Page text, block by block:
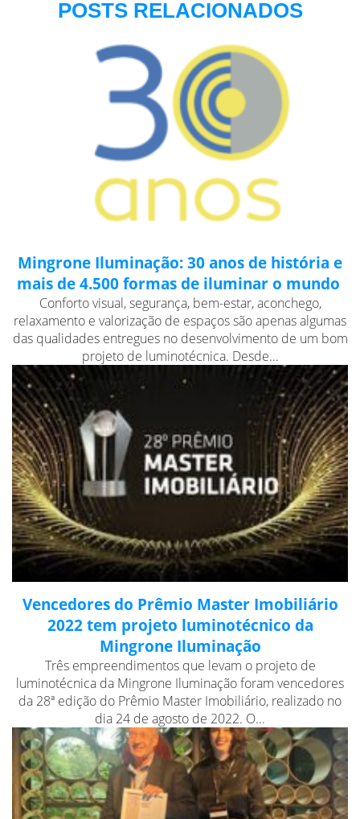
POSTS RELACIONADOS
Mingrone Iluminação: 30 anos de história e
mais de 4.500 formas de iluminar o mundo
Conforto visual, segurança, bem-estar, aconchego,
relaxamento e valorização de espaços são apenas algumas
das qualidades entregues no desenvolvimento de um bom
projeto de luminotécnica. Desde...
Vencedores do Prêmio Master Imobiliário
2022 tem projeto luminotécnico da
Mingrone Iluminação
Três empreendimentos que levam o projeto de
luminotécnica da Mingrone Iluminação foram vencedores
da 28ª edição do Prêmio Master Imobiliário, realizado no
dia 24 de agosto de 2022. O...